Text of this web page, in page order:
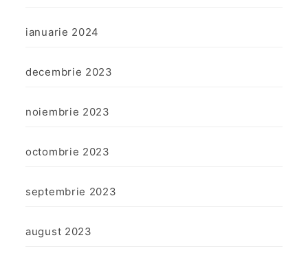
ianuarie 2024
decembrie 2023
noiembrie 2023
octombrie 2023
septembrie 2023
august 2023